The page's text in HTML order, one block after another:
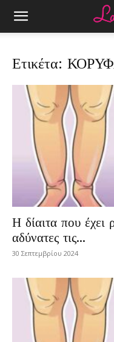
Ετικέτα:
Η δίαιτα που έχει
αδύνατες τις...
30 Σεπτεμβρίου 2024